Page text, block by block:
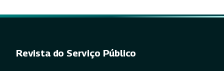
Revista do Serviço Público